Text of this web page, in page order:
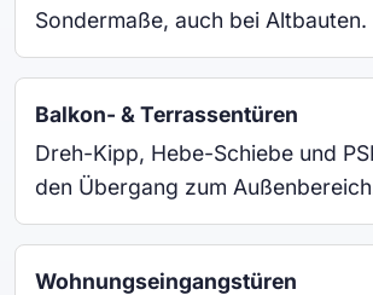
Sondermaße, auch bei Altbauten.
Balkon- & Terrassentüren
Dreh-Kipp, Hebe-Schiebe und
den Übergang zum
Wohnungseingangstüren